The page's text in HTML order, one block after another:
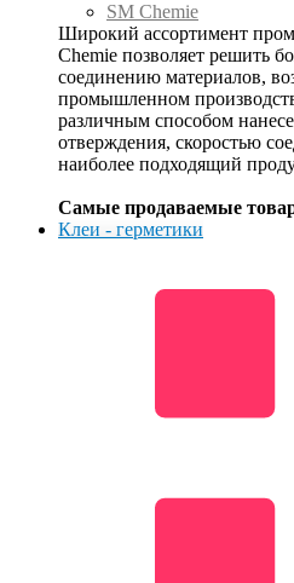
SM Chemie
Широкий ассортимент
Chemie позволяет решить
соединению материалов,
промышленном
различным способом
отверждения, скоростью
наиболее подходящий
Самые продаваемые
Клеи - герметики